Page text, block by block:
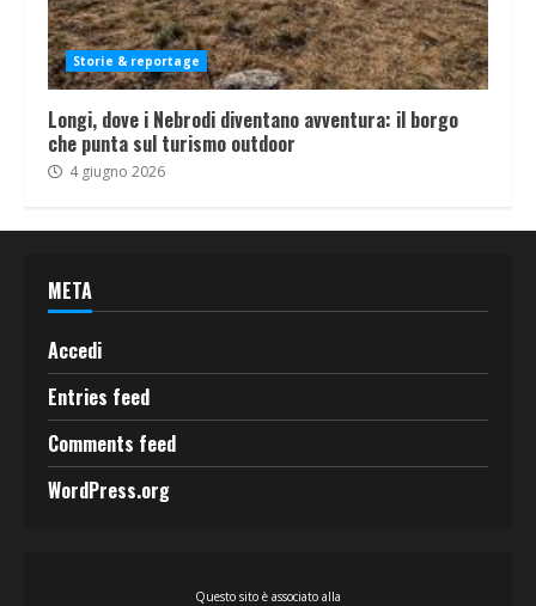
Storie & reportage
Longi, dove i Nebrodi diventano avventura: il borgo
che punta sul turismo outdoor
4 giugno 2026
META
Accedi
Entries feed
Comments feed
WordPress.org
Questo sito è associato alla